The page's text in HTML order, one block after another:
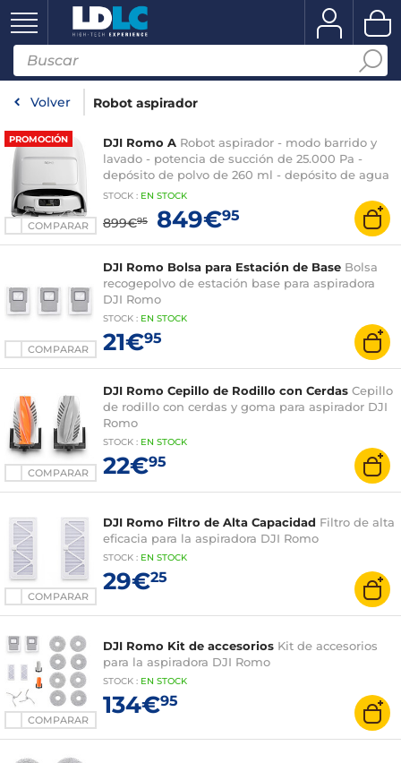
Volver Robot aspirador
PROMOCIÓN
COMPARAR
DJI Romo A Robot aspirador - modo barrido y
lavado - potencia de succión de 25.000 Pa -
depósito de polvo de 260 ml - depósito de agua
de 4 l
STOCK : EN STOCK
899€95 849€95
COMPARAR
DJI Romo Bolsa para Estación de Base Bolsa
recogepolvo de estación base para aspiradora
DJI Romo
STOCK : EN STOCK
21€95
COMPARAR
DJI Romo Cepillo de Rodillo con Cerdas Cepillo
de rodillo con cerdas y goma para aspirador DJI
Romo
STOCK : EN STOCK
22€95
COMPARAR
DJI Romo Filtro de Alta Capacidad Filtro de alta
eficacia para la aspiradora DJI Romo
STOCK : EN STOCK
29€25
COMPARAR
DJI Romo Kit de accesorios Kit de accesorios
para la aspiradora DJI Romo
STOCK : EN STOCK
134€95